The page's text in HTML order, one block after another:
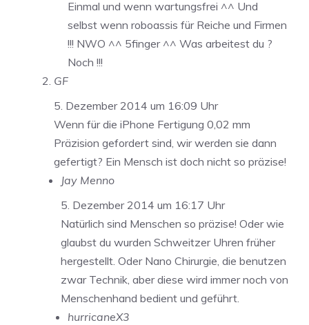
Einmal und wenn wartungsfrei ^^ Und
selbst wenn roboassis für Reiche und Firmen
!!! NWO ^^ 5finger ^^ Was arbeitest du ?
Noch !!!
GF
5. Dezember 2014 um 16:09 Uhr
Wenn für die iPhone Fertigung 0,02 mm
Präzision gefordert sind, wir werden sie dann
gefertigt? Ein Mensch ist doch nicht so präzise!
Jay Menno
5. Dezember 2014 um 16:17 Uhr
Natürlich sind Menschen so präzise! Oder wie
glaubst du wurden Schweitzer Uhren früher
hergestellt. Oder Nano Chirurgie, die benutzen
zwar Technik, aber diese wird immer noch von
Menschenhand bedient und geführt.
hurricaneX3